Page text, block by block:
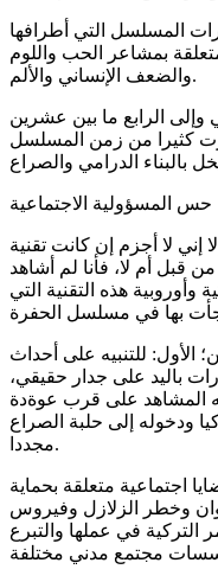
المسلسل التي أطرافها
بمشاعر الحب واللوم
والضعف الإنساني والألم.
الرابع ما بين عشرين
كثيرا من زمن المسلسل
حس المسؤولية الاجتماعية
إني لا أجزم إن كانت تقنية
قبل أم لا، فأنا لم أشاهد
هذه التقنية التي
الأول: للتنبيه على أحداث
باليد على جدار حقيقي،
المشاهد على قرب عوةدة
ودخوله إلى حلبة الصراع
مجددا.
اجتماعية متعلقة بحماية
وخطر الزلازل وفيروس
التركية في عملها والتبرع